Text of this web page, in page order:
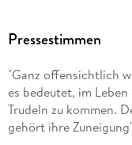
Pressestimmen
"Ganz offensichtlich
es bedeutet, im
Trudeln zu kommen.
gehört ihre